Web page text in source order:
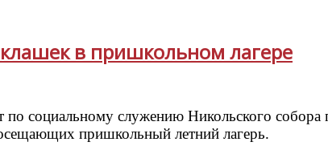
в пришкольном лагере
по социальному служению Никольского
пришкольный летний лагерь.